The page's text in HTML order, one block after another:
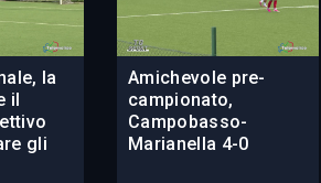
la
il
gli
Amichevole pre-
campionato,
Campobasso-
Marianella 4-0